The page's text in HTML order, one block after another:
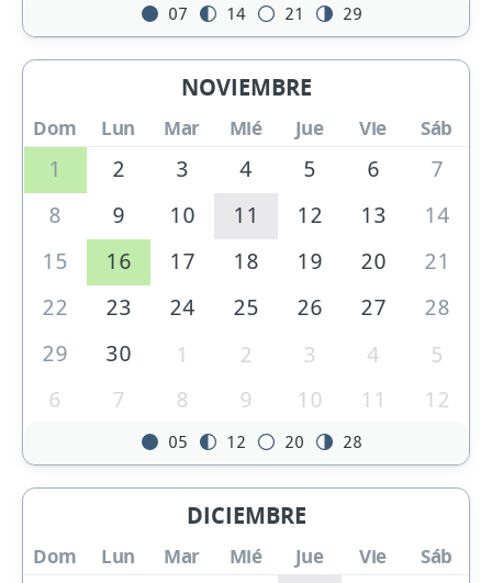
07 14 21 29
NOVIEMBRE
Dom Lun Mar Mié Jue Vie Sáb
1 2 3 4 5 6
7
8
9 10 11 12 13
14
15
16 17 18 19 20
21
22
23 24 25 26 27
28
29
30 1 2 3 4
5
6
7 8 9 10 11 12
05 12 20 28
DICIEMBRE
Dom Lun Mar Mié Jue Vie Sáb